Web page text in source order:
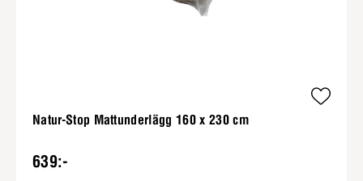
Natur-Stop Mattunderlägg 160 x 230 cm
639:-